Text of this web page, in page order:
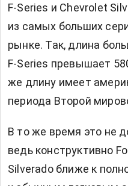
F-Series и Chevrolet
из самых больших
рынке. Так, длина
F-Series превышает
же длину имеет
периода Второй
В то же время это не
ведь конструктивно
Silverado ближе к